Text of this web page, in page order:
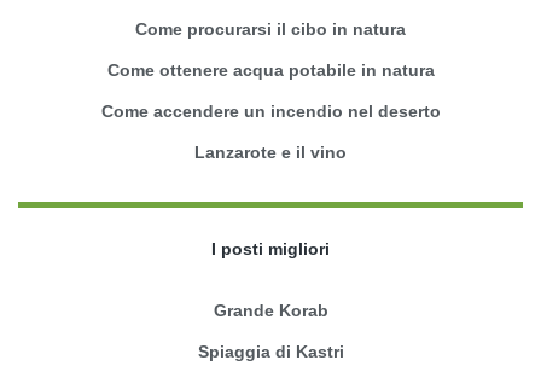
Come procurarsi il cibo in natura
Come ottenere acqua potabile in natura
Come accendere un incendio nel deserto
Lanzarote e il vino
I posti migliori
Grande Korab
Spiaggia di Kastri